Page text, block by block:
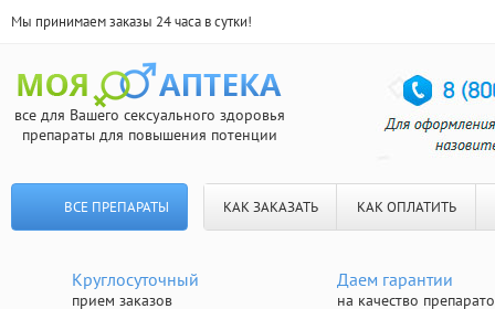
Мы принимаем заказы 24 часа в сутки!
все для Вашего сексуального здоровья
препараты для повышения потенции
ВСЕ ПРЕПАРАТЫ КАК ЗАКАЗАТЬ КАК ОПЛАТИТЬ
Круглосуточный
прием заказов
Даем гарантии
на качество